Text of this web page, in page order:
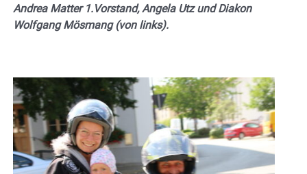
Andrea Matter 1.Vorstand, Angela Utz und Diakon
Wolfgang Mösmang (von links).